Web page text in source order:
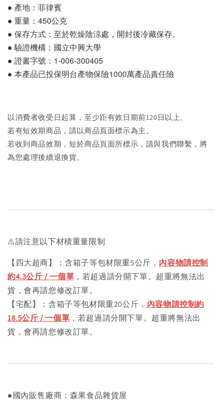
● 產地：菲律賓
● 重量：450公克
● 保存方式：至於乾燥陰涼處，開封後冷藏保存。
● 驗證機構：國立中興大學
● 證書字號：1-006-300405
● 本產品已投保明台產物保險1000萬產品責任險
以消費者收受日起算，至少距有效日期前120日以上。
若有短效期商品，請以商品頁面標示為主。
若收到商品效期，短於商品頁面所標示，請與我們聯繫，將
為您處理後續退換貨。
⚠️請注意以下材積重量限制
【四大超商】：含箱子等包材限重5公斤， 內容物請控制
約4.3公斤 / 一個單 ，若超過請分開下單。超重將無法出
貨，會再請您修改訂單。
【宅配】：含箱子等包材限重20公斤， 內容物請控制約
18.5公斤 / 一個單 ，若超過請分開下單。超重將無法出
貨，會再請您修改訂單。
●國內販售廠商：森果食品雜貨屋